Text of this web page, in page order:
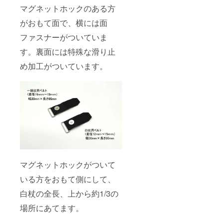
マグネットホックのある方
がおもて面で、横には面
ファスナーがついていま
す。裏面には特殊な滑り止
め加工がついています。
マグネットホックがついて
いる方をおもて側にして、
白杖の全長、上から約1/3の
場所にあてます。